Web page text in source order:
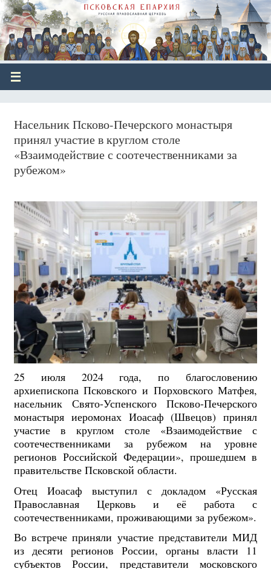
Насельник Псково-Печерского монастыря
принял участие в круглом столе
«Взаимодействие с соотечественниками за
рубежом»
25 июля 2024 года, по благословению
архиепископа Псковского и Порховского Матфея,
насельник Свято-Успенского Псково-Печерского
монастыря иеромонах Иоасаф (Швецов) принял
участие в круглом столе «Взаимодействие с
соотечественниками за рубежом на уровне
регионов Российской Федерации», прошедшем в
правительстве Псковской области.
Отец Иоасаф выступил с докладом «Русская
Православная Церковь и её работа с
соотечественниками, проживающими за рубежом».
Во встрече приняли участие представители МИД
из десяти регионов России, органы власти 11
субъектов России, представители московского